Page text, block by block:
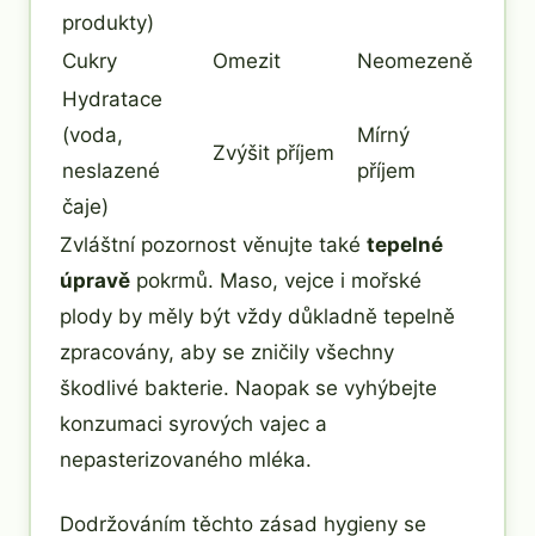
produkty)
Cukry Omezit
Neomezeně
Hydratace
(voda,
neslazené
čaje)
Zvýšit příjem
Mírný
příjem
Zvláštní pozornost věnujte také tepelné
úpravě pokrmů. Maso, vejce i mořské
plody by měly být vždy důkladně tepelně
zpracovány, aby se zničily všechny
škodlivé bakterie. Naopak se vyhýbejte
konzumaci syrových vajec a
nepasterizovaného mléka.
Dodržováním těchto zásad hygieny se